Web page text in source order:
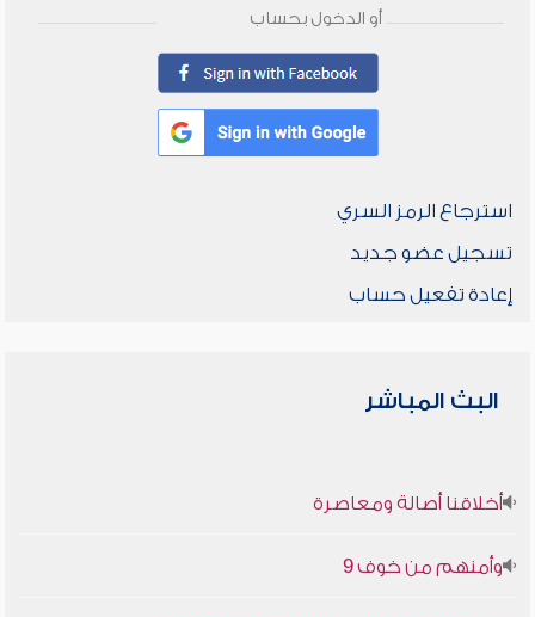
أو الدخول بحساب
استرجاع الرمز السري
تسجيل عضو جديد
إعادة تفعيل حساب
البث المباشر
أخلاقنا أصالة ومعاصرة
وأمنهم من خوف 9